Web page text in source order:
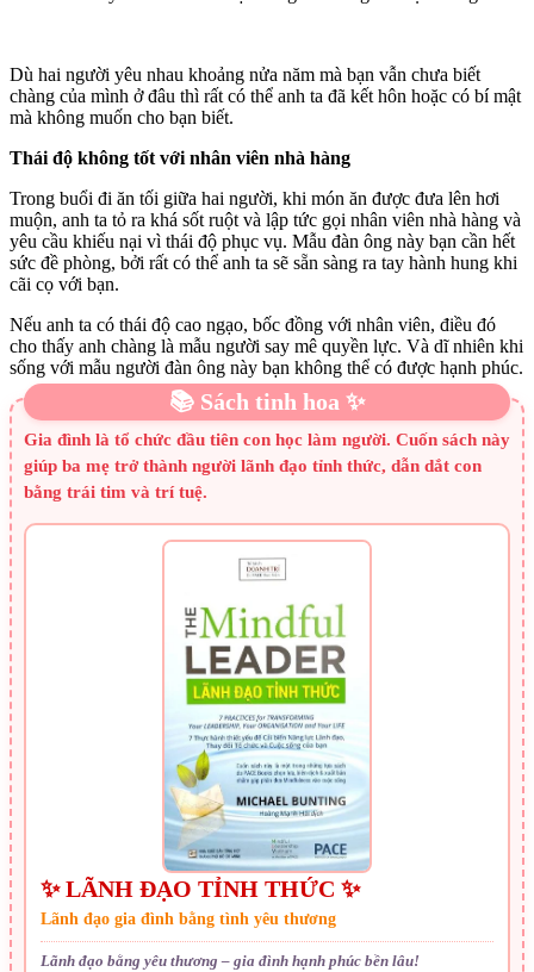
Dù hai người yêu nhau khoảng nửa năm mà bạn vẫn chưa biết
chàng của mình ở đâu thì rất có thể anh ta đã kết hôn hoặc có bí mật
mà không muốn cho bạn biết.
Thái độ không tốt với nhân viên nhà hàng
Trong buổi đi ăn tối giữa hai người, khi món ăn được đưa lên hơi
muộn, anh ta tỏ ra khá sốt ruột và lập tức gọi nhân viên nhà hàng và
yêu cầu khiếu nại vì thái độ phục vụ. Mẫu đàn ông này bạn cần hết
sức đề phòng, bởi rất có thể anh ta sẽ sẵn sàng ra tay hành hung khi
cãi cọ với bạn.
Nếu anh ta có thái độ cao ngạo, bốc đồng với nhân viên, điều đó
cho thấy anh chàng là mẫu người say mê quyền lực. Và dĩ nhiên khi
sống với mẫu người đàn ông này bạn không thể có được hạnh phúc.
📚 Sách tinh hoa ✨
Gia đình là tổ chức đầu tiên con học làm người. Cuốn sách này
giúp ba mẹ trở thành người lãnh đạo tỉnh thức, dẫn dắt con
bằng trái tim và trí tuệ.
✨ LÃNH ĐẠO TỈNH THỨC ✨
Lãnh đạo gia đình bằng tình yêu thương
Lãnh đạo bằng yêu thương – gia đình hạnh phúc bền lâu!